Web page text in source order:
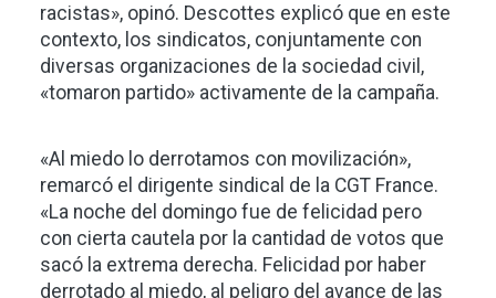
racistas», opinó. Descottes explicó que en este
contexto, los sindicatos, conjuntamente con
diversas organizaciones de la sociedad civil,
«tomaron partido» activamente de la campaña.
«Al miedo lo derrotamos con movilización»,
remarcó el dirigente sindical de la CGT France.
«La noche del domingo fue de felicidad pero
con cierta cautela por la cantidad de votos que
sacó la extrema derecha. Felicidad por haber
derrotado al miedo, al peligro del avance de las